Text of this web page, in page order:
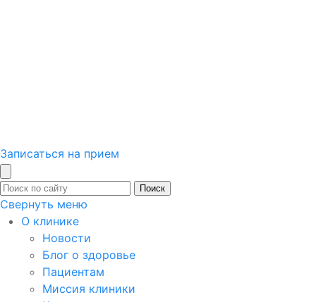
Записаться на прием
Поиск
Свернуть меню
О клинике
Новости
Блог о здоровье
Пациентам
Миссия клиники